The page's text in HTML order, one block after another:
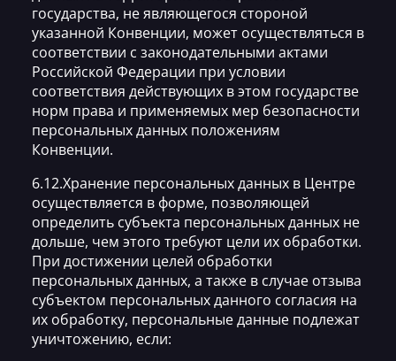
государства, не являющегося стороной
указанной Конвенции, может осуществляться в
соответствии с законодательными актами
Российской Федерации при условии
соответствия действующих в этом государстве
норм права и применяемых мер безопасности
персональных данных положениям
Конвенции.
6.12.Хранение персональных данных в Центре
осуществляется в форме, позволяющей
определить субъекта персональных данных не
дольше, чем этого требуют цели их обработки.
При достижении целей обработки
персональных данных, а также в случае отзыва
субъектом персональных данного согласия на
их обработку, персональные данные подлежат
уничтожению, если: